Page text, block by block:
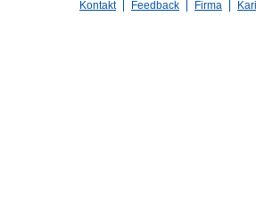
Kontakt Feedback Firma